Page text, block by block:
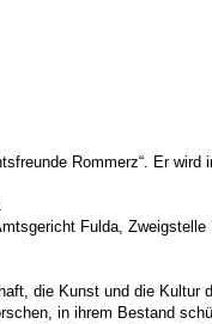
Rommerz“. Er wird
Fulda, Zweigstelle
die Kunst und die Kultur
in ihrem Bestand